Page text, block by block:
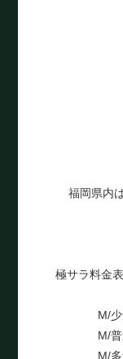
福岡県内
極サラ料金
M/
M/
M/